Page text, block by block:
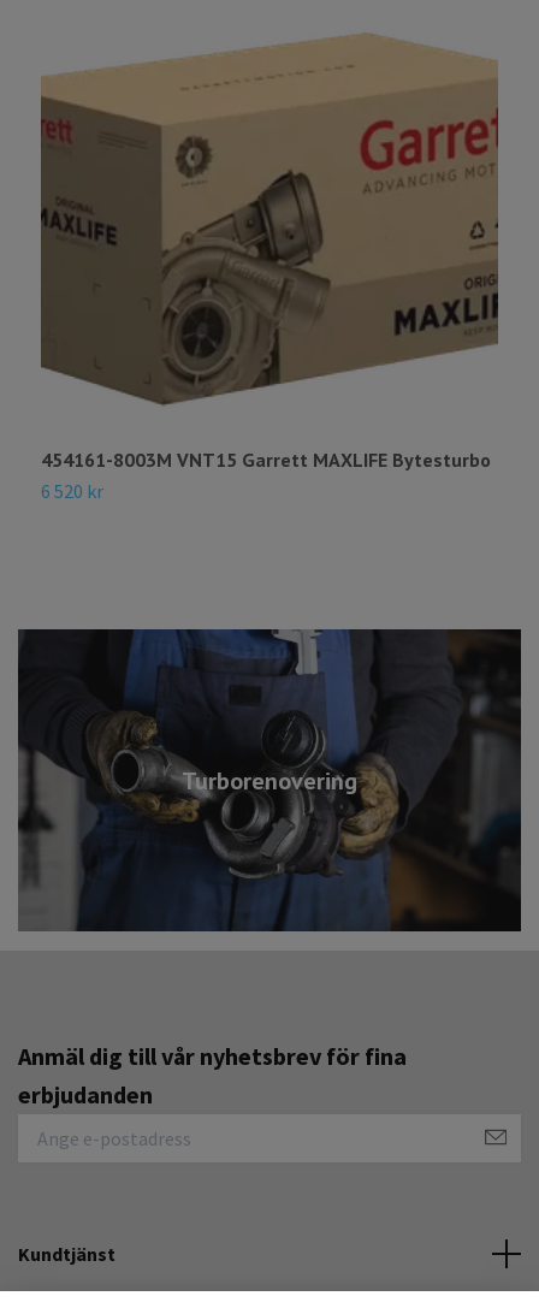
Turborenovering
454161-8003M VNT15 Garrett MAXLIFE Bytesturbo
6 520 kr
Anmäl dig till vår nyhetsbrev för fina
erbjudanden
Kundtjänst